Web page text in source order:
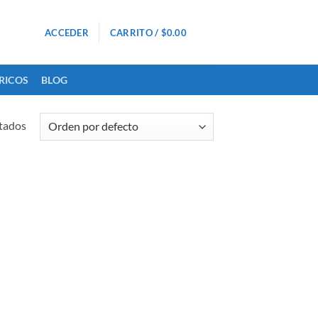
ACCEDER CARRITO / $0.00
BLOG